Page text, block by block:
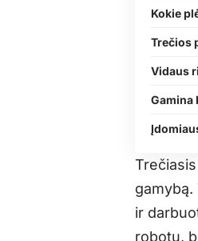
Kokie
Trečios
Vidaus
Gamina
gamybą.
ir
robotu,